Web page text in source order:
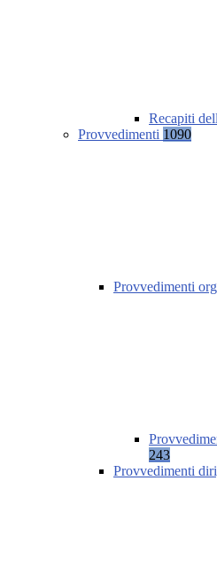
Recapiti
Provvedimenti 1090
Provvedimenti
243
Provvedimenti